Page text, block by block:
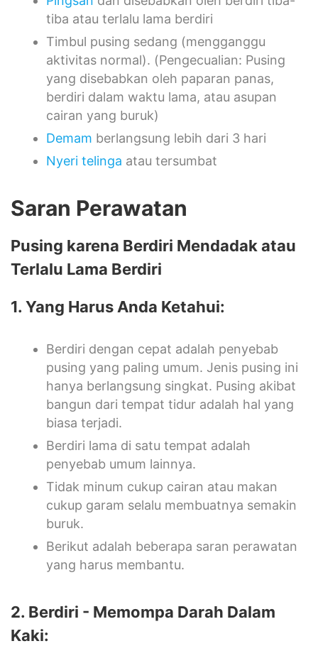
tiba atau terlalu lama berdiri
Timbul pusing sedang (mengganggu
aktivitas normal). (Pengecualian: Pusing
yang disebabkan oleh paparan panas,
berdiri dalam waktu lama, atau asupan
cairan yang buruk)
Demam berlangsung lebih dari 3 hari
Nyeri telinga atau tersumbat
Saran Perawatan
Pusing karena Berdiri Mendadak atau
Terlalu Lama Berdiri
1. Yang Harus Anda Ketahui:
Berdiri dengan cepat adalah penyebab
pusing yang paling umum. Jenis pusing ini
hanya berlangsung singkat. Pusing akibat
bangun dari tempat tidur adalah hal yang
biasa terjadi.
Berdiri lama di satu tempat adalah
penyebab umum lainnya.
Tidak minum cukup cairan atau makan
cukup garam selalu membuatnya semakin
buruk.
Berikut adalah beberapa saran perawatan
yang harus membantu.
2. Berdiri - Memompa Darah Dalam
Kaki: